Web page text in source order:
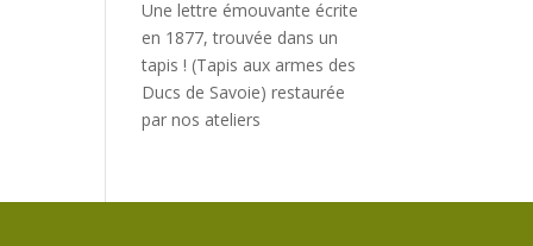
Une lettre émouvante écrite
en 1877, trouvée dans un
tapis ! (Tapis aux armes des
Ducs de Savoie) restaurée
par nos ateliers